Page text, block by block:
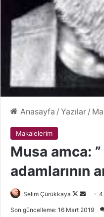
Anasayfa / Yazılar /
Makalelerim
Musa amca:
adamlarının
Selim Çürükkaya
F
o i
4
Son güncelleme: 16 Mart 2019